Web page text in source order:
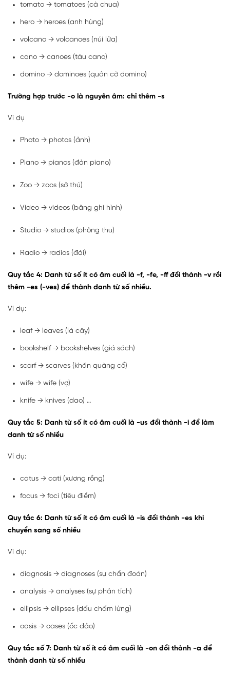
tomato → tomatoes (cà chua)
hero → heroes (anh hùng)
volcano → volcanoes (núi lửa)
cano → canoes (tàu cano)
domino → dominoes (quân cờ domino)
Trường hợp trước -o là nguyên âm: chỉ thêm -s
Ví dụ
Photo → photos (ảnh)
Piano → pianos (đàn piano)
Zoo → zoos (sở thú)
Video → videos (băng ghi hình)
Studio → studios (phòng thu)
Radio → radios (đài)
Quy tắc 4: Danh từ số ít có âm cuối là -f, -fe, -ff đổi thành -v rồi
thêm -es (-ves) để thành danh từ số nhiều.
Ví dụ:
leaf → leaves (lá cây)
bookshelf → bookshelves (giá sách)
scarf → scarves (khăn quàng cổ)
wife → wife (vợ)
knife → knives (dao) …
Quy tắc 5: Danh từ số ít có âm cuối là -us đổi thành -i để làm
danh từ số nhiều
Ví dụ:
catus → cati (xương rồng)
focus → foci (tiêu điểm)
Quy tắc 6: Danh từ số ít có âm cuối là -is đổi thành -es khi
chuyển sang số nhiều
Ví dụ:
diagnosis → diagnoses (sự chẩn đoán)
analysis → analyses (sự phân tích)
ellipsis → ellipses (dấu chấm lửng)
oasis → oases (ốc đảo)
Quy tắc số 7: Danh từ số ít có âm cuối là -on đổi thành -a để
thành danh từ số nhiều